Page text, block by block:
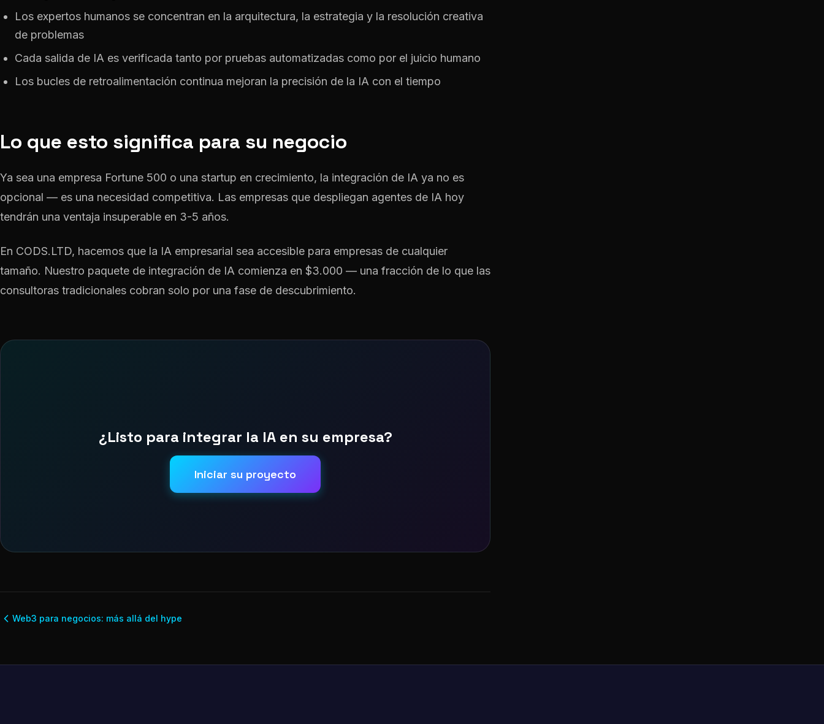
Los expertos humanos se concentran en la arquitectura, la estrategia y la resolución creativa
de problemas
Cada salida de IA es verificada tanto por pruebas automatizadas como por el juicio humano
Los bucles de retroalimentación continua mejoran la precisión de la IA con el tiempo
Lo que esto significa para su negocio
Ya sea una empresa Fortune 500 o una startup en crecimiento, la integración de IA ya no es
opcional — es una necesidad competitiva. Las empresas que despliegan agentes de IA hoy
tendrán una ventaja insuperable en 3-5 años.
En CODS.LTD, hacemos que la IA empresarial sea accesible para empresas de cualquier
tamaño. Nuestro paquete de integración de IA comienza en $3.000 — una fracción de lo que las
consultoras tradicionales cobran solo por una fase de descubrimiento.
¿Listo para integrar la IA en su empresa?
Iniciar su proyecto
Web3 para negocios: más allá del hype